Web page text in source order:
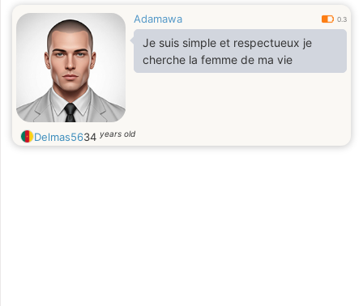
Adamawa 0.3
Je suis simple et respectueux je
cherche la femme de ma vie
Delmas5634 years old